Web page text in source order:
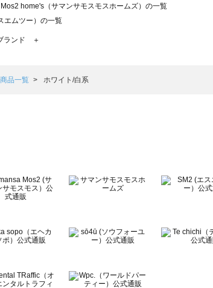
home's（サマンサモスモスホームズ）の一覧
エムツー）の一覧
by Samansa Mos2（ツハルバイサマンサモスモス）の一覧
Lagom（サマンサモスモス ラーゴム）の一覧
BLUE（べティーズブルー）の一覧
ルドパーティー）の一覧
ランド ＋
商品一覧 ホワイト/白系